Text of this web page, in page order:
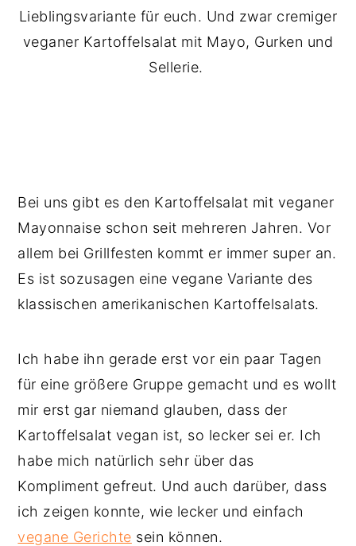
Lieblingsvariante für euch. Und zwar cremiger
veganer Kartoffelsalat mit Mayo, Gurken und
Sellerie.
Bei uns gibt es den Kartoffelsalat mit veganer
Mayonnaise schon seit mehreren Jahren. Vor
allem bei Grillfesten kommt er immer super an.
Es ist sozusagen eine vegane Variante des
klassischen amerikanischen Kartoffelsalats.
Ich habe ihn gerade erst vor ein paar Tagen
für eine größere Gruppe gemacht und es wollt
mir erst gar niemand glauben, dass der
Kartoffelsalat vegan ist, so lecker sei er. Ich
habe mich natürlich sehr über das
Kompliment gefreut. Und auch darüber, dass
ich zeigen konnte, wie lecker und einfach
vegane Gerichte sein können.